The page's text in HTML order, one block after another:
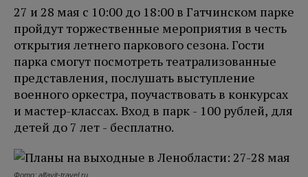
27 и 28 мая с 10:00 до 18:00 в Гатчинском парке
пройдут торжественные мероприятия в честь
открытия летнего паркового сезона. Гости
парка смогут посмотреть театрализованные
представления, послушать выступление
военного оркестра, поучаствовать в конкурсах
и мастер-классах. Вход в парк - 100 рублей, для
детей до 7 лет - бесплатно.
Фото: alfavit-travel.ru